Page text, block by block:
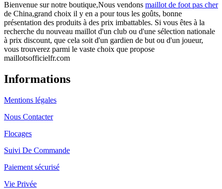
Bienvenue sur notre boutique,Nous vendons maillot de foot pas cher
de China,grand choix il y en a pour tous les goûts, bonne
présentation des produits à des prix imbattables. Si vous êtes à la
recherche du nouveau maillot d'un club ou d'une sélection nationale
à prix discount, que cela soit d'un gardien de but ou d'un joueur,
vous trouverez parmi le vaste choix que propose
maillotsofficielfr.com
Informations
Mentions légales
Nous Contacter
Flocages
Suivi De Commande
Paiement sécurisé
Vie Privée